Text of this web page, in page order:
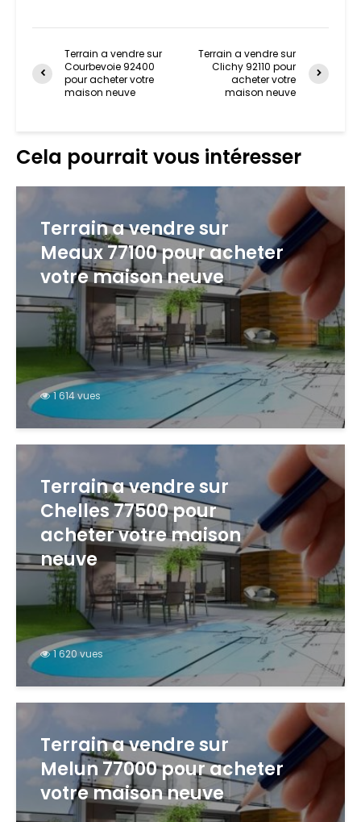
Terrain a vendre sur
Courbevoie 92400
pour acheter votre
maison neuve
Terrain a vendre sur
Clichy 92110 pour
acheter votre
maison neuve
Cela pourrait vous intéresser
Terrain a vendre sur
Meaux 77100 pour acheter
votre maison neuve
1 614 vues
Terrain a vendre sur
Chelles 77500 pour
acheter votre maison
neuve
1 620 vues
Terrain a vendre sur
Melun 77000 pour acheter
votre maison neuve